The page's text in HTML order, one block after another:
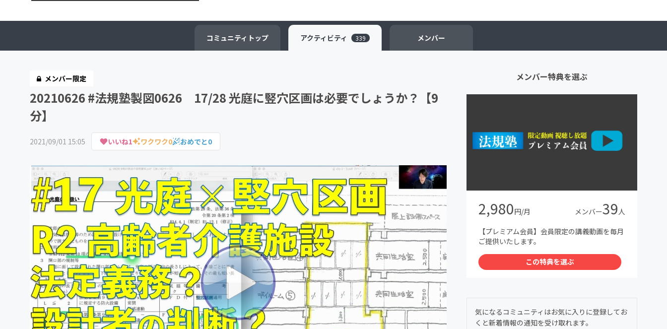
ソーシャルグッド ビューティー・ヘルスケア
チャレンジ
コミュニティ トップ アクティビティ 339 メンバー
メンバー限定
20210626 #法規塾製図0626 17/28 光庭に竪穴区画は必要でしょうか？【9
分】
2021/09/01 15:05 いいね1 ワクワク0 おめでと0
メンバー特典を選ぶ
2,980円/月 メンバー39 人
【プレミアム会員】会員限定の講義動画を毎月
ご提供いたします。
この特典を選ぶ
気になるコミュニティはお気に入りに登録してお
くと新着情報の通知を受け取れます。